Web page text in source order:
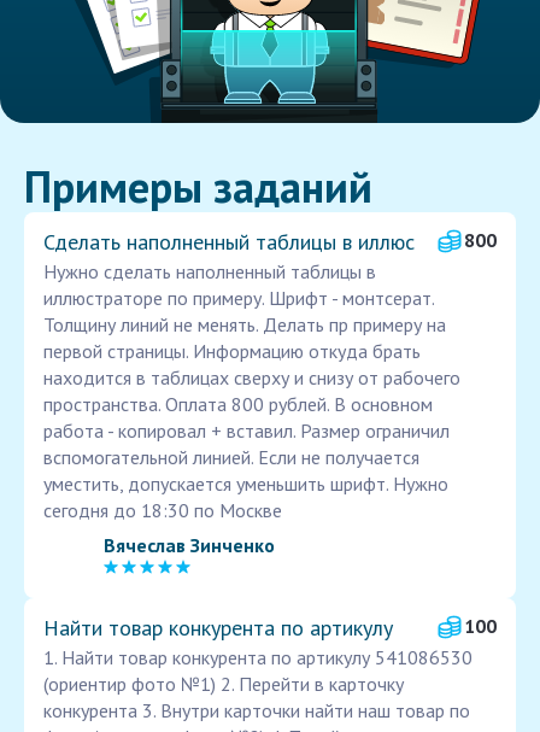
Примеры заданий
Сделать наполненный таблицы в иллюс
800
Нужно сделать наполненный таблицы в
иллюстраторе по примеру. Шрифт - монтсерат.
Толщину линий не менять. Делать пр примеру на
первой страницы. Информацию откуда брать
находится в таблицах сверху и снизу от рабочего
пространства. Оплата 800 рублей. В основном
работа - копировал + вставил. Размер ограничил
вспомогательной линией. Если не получается
уместить, допускается уменьшить шрифт. Нужно
сегодня до 18:30 по Москве
Вячеслав Зинченко
Найти товар конкурента по артикулу
100
1. Найти товар конкурента по артикулу 541086530
(ориентир фото №1) 2. Перейти в карточку
конкурента 3. Внутри карточки найти наш товар по